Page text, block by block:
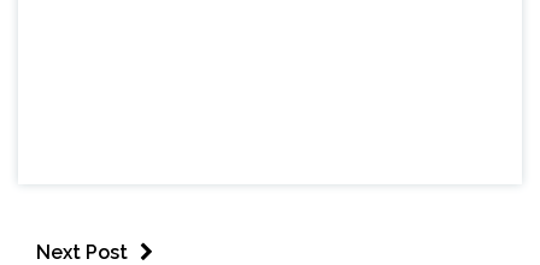
Next Post